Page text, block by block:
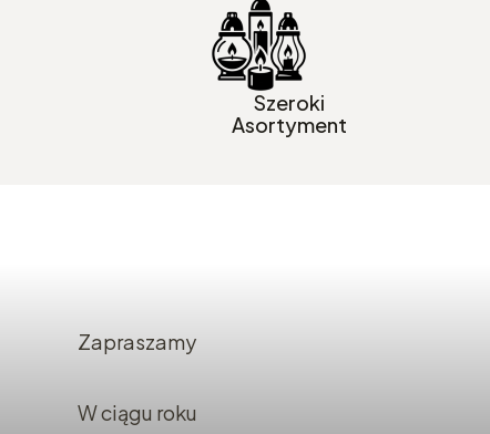
Szeroki
Asortyment
Zapraszamy
W ciągu roku